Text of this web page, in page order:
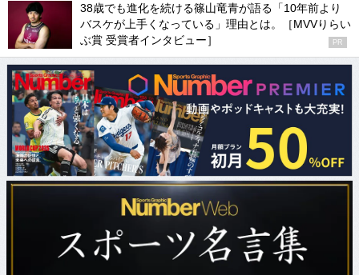
38歳でも進化を続ける篠山竜青が語る「10年前より
バスケが上手くなっている」理由とは。［MVVりらい
ぶ賞 受賞者インタビュー］
PR